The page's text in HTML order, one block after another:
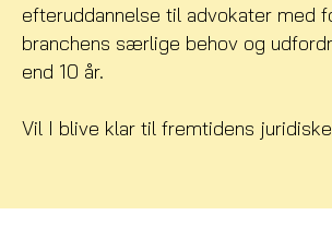
efteruddannelse til advokater med
branchens særlige behov og
end 10 år.
Vil I blive klar til fremtidens